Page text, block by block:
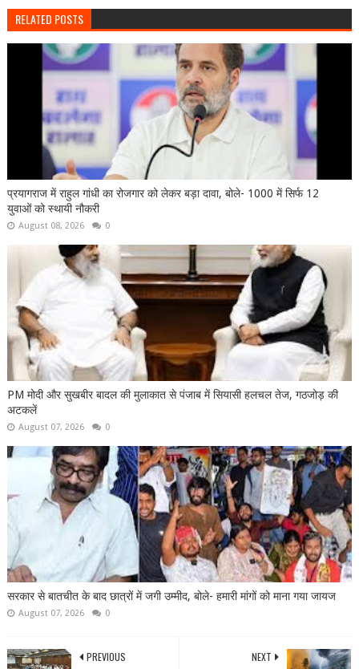
RELATED POSTS
प्रयागराज में राहुल गांधी का रोजगार को लेकर बड़ा दावा, बोले- 1000 में सिर्फ 12
युवाओं को स्थायी नौकरी
August 08, 2026 0
PM मोदी और सुखबीर बादल की मुलाकात से पंजाब में सियासी हलचल तेज, गठजोड़ की
अटकलें
August 07, 2026 0
सरकार से बातचीत के बाद छात्रों में जगी उम्मीद, बोले- हमारी मांगों को माना गया जायज
August 07, 2026 0
NEXT
PREVIOUS